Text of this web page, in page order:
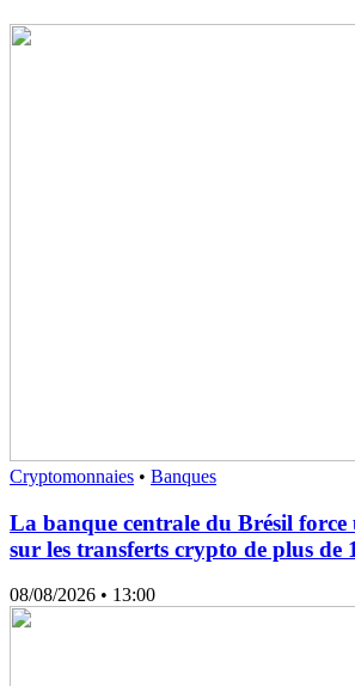
Cryptomonnaies • Banques
La banque centrale du Brésil force
sur les transferts crypto de plus de
08/08/2026 • 13:00